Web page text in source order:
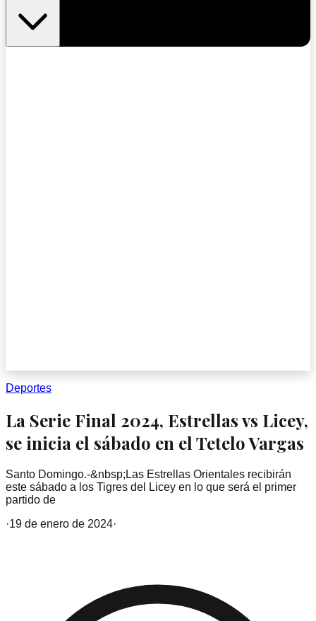
Deportes
La Serie Final 2024, Estrellas vs Licey,
se inicia el sábado en el Tetelo Vargas
Santo Domingo.-&nbsp;Las Estrellas Orientales recibirán
este sábado a los Tigres del Licey en lo que será el primer
partido de
·19 de enero de 2024·